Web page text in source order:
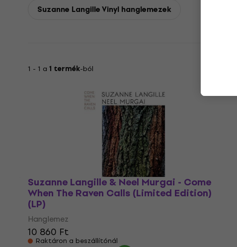
Suzanne Langille Vinyl hanglemezek
1 - 1 a 1 termék-ból
Suzanne Langille & Neel Murgai - Come
When The Raven Calls (Limited Edition)
(LP)
Hanglemez
10 860 Ft
Raktáron a beszállítónál